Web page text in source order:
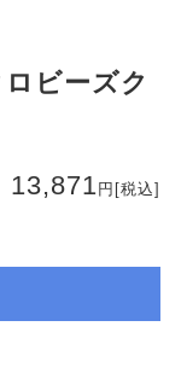
ビーズク
13,871 円 [税込]